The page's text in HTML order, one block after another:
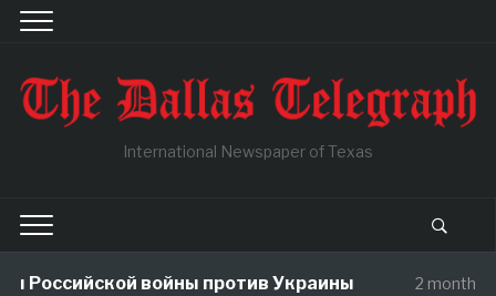
International Newspaper of Texas
Российской войны против Украины 2 months